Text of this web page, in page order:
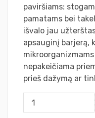
paviršiams:
pamatams bei
išvalo jau
apsauginį barjerą,
nepakeičiama
prieš dažymą ar